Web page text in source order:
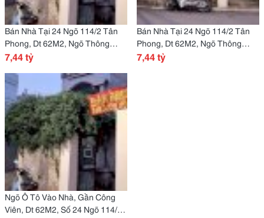
Bán Nhà Tại 24 Ngõ 114/2 Tân
Phong, Dt 62M2, Ngõ Thông
Vòng Quanh Gần Đường Lớn, Ô
7,44 tỷ
Bán Nhà Tại 24 Ngõ 114/2 Tân
Phong, Dt 62M2, Ngõ Thông
Vòng Quanh Ô Tô Vào Nhà, Gần
7,44 tỷ
Ngõ Ô Tô Vào Nhà, Gần Công
Viên, Dt 62M2, Số 24 Ngõ 114/2